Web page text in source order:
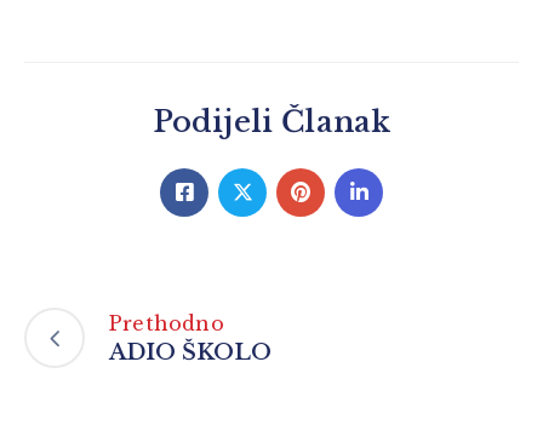
Podijeli Članak
Prethodno
ADIO ŠKOLO